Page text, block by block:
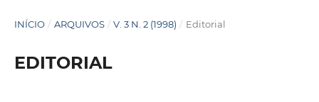
INÍCIO / ARQUIVOS / V. 3 N. 2 (1998) / Editorial
EDITORIAL